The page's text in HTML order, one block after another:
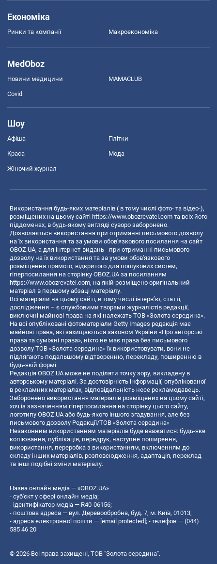
Економіка
Ринки та компанії Макроекономіка
MedOboz
Новини медицини MAMACLUB
Covid
Шоу
Афіша Плітки
Краса Мода
Жіночий журнал
Використання будь-яких матеріалів ( в тому числі фото- та відео-),
розміщених на цьому сайті https://www.obozrevatel.com та всіх його
піддоменах, в будь-якому вигляді суворо заборонено.
Дозволяється використання при отриманні письмового дозволу
на їх використання та за умови обов'язкового посилання на сайт
OBOZ.UA, а для інтернет-видань - при отриманні письмового
дозволу на їх використання та за умови обов'язкового
розміщення прямого, відкритого для пошукових систем,
гіперпосилання на сторінку OBOZ.UA за посиланням
https://www.obozrevatel.com, на якій розміщено оригінальний
матеріал в першому абзаці матеріалу.
Всі матеріали на цьому сайті, в тому числі інтерв’ю, статті,
дослідження – є службовими творами журналістів редакції,
виключні майнові права на які належать ТОВ «Золота середина».
На всі опубліковані фотоматеріали Getty Images редакція має
майнові права, які захищаються законом України «Про авторські
права та суміжні права», ніхто не має права без письмового
дозволу ТОВ «Золота середина» їх використовувати, вони не
підлягають подальшому відтворенню, перекладу, поширенню в
будь-якій формі.
Редакція OBOZ.UA може не поділяти точку зору, викладену в
авторському матеріалі. За достовірність інформації, опублікованої
в рекламних матеріалах, відповідальність несе рекламодавець.
Заборонено використання матеріалів розміщених на цьому сайті,
хоч із зазначенням гіперпосилання на сторінку цього сайту,
логотипу OBOZ.UA або будь-якого іншого згадування, але без
письмового дозволу Редакції/ТОВ «Золота середина»
Незаконним використанням матеріалів буде вважатися: будь-яке
копiювання, публiкацiя, передрук, наступне поширення,
використання, переробка з використанням, включенням до
складу інших матеріалів, розповсюдження, адаптація, переклад
та інші подібні зміни матеріалу.
Назва онлайн медіа — «OBOZ.UA»
- суб'єкт у сфері онлайн медіа;
- ідентифікатор медіа — R40-06156;
- поштова адреса — вул. Деревообробна, буд. 7, м. Київ, 01013;
- адреса електронної пошти — [email protected]; - телефон — (044)
585 46 20
© 2026 Всі права захищені, ТОВ "Золота середина".